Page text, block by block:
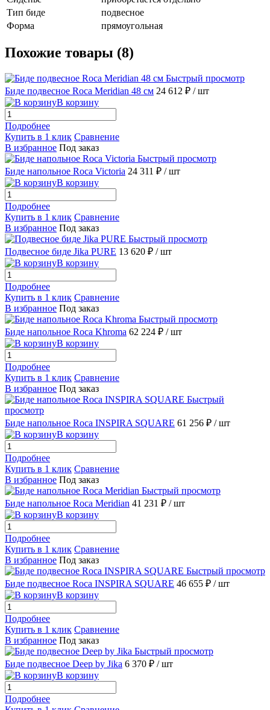
Тип биде
подвесное
Форма
прямоугольная
Похожие товары (8)
Быстрый просмотр
Биде подвесное Roca Meridian 48 см 24 612 ₽ / шт
В корзину
Подробнее
Купить в 1 клик Сравнение
В избранное Под заказ
Быстрый просмотр
Биде напольное Roca Victoria 24 311 ₽ / шт
В корзину
Подробнее
Купить в 1 клик Сравнение
В избранное Под заказ
Быстрый просмотр
Подвесное биде Jika PURE 13 620 ₽ / шт
В корзину
Подробнее
Купить в 1 клик Сравнение
В избранное Под заказ
Быстрый просмотр
Биде напольное Roca Khroma 62 224 ₽ / шт
В корзину
Подробнее
Купить в 1 клик Сравнение
В избранное Под заказ
Быстрый
просмотр
Биде напольное Roca INSPIRA SQUARE 61 256 ₽ / шт
В корзину
Подробнее
Купить в 1 клик Сравнение
В избранное Под заказ
Быстрый просмотр
Биде напольное Roca Meridian 41 231 ₽ / шт
В корзину
Подробнее
Купить в 1 клик Сравнение
В избранное Под заказ
Быстрый просмотр
Биде подвесное Roca INSPIRA SQUARE 46 655 ₽ / шт
В корзину
Подробнее
Купить в 1 клик Сравнение
В избранное Под заказ
Быстрый просмотр
Биде подвесное Deep by Jika 6 370 ₽ / шт
В корзину
Подробнее